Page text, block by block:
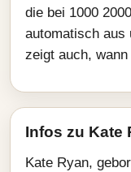
die bei 1000
automatisch aus
zeigt auch,
Infos zu Kate
Kate Ryan,